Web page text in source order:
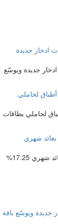
ادخار جديدة ويوسّع
السويس يقدم تجربة عشاء راقية من 7 أطباق لحاملي بطاقات
بنك القاهرة يطرح شهادة ادخارية لمدة 3 سنوات بعائد شهري 17.25%